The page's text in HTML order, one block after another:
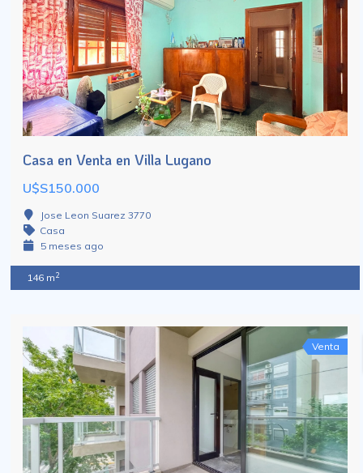
Casa en Venta en Villa Lugano
U$S150.000
Jose Leon Suarez 3770
Casa
5 meses ago
146 m2
Venta